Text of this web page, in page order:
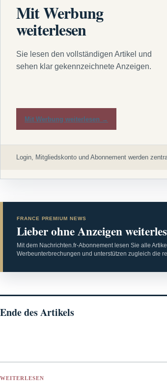
Mit Werbung
weiterlesen
Sie lesen den vollständigen Artikel und
sehen klar gekennzeichnete Anzeigen.
Mit Werbung weiterlesen →
Login, Mitgliedskonto und Abonnement werden
FRANCE PREMIUM NEWS
Lieber ohne Anzeigen
Mit dem Nachrichten.fr-Abonnement lesen Sie alle
Werbeunterbrechungen und unterstützen zugleich die
Ende des Artikels
WEITERLESEN